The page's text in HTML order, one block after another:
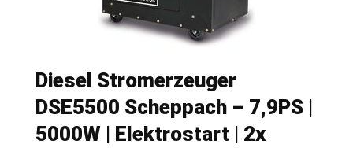
Diesel Stromerzeuger
DSE5500 Scheppach – 7,9PS |
5000W | Elektrostart | 2x